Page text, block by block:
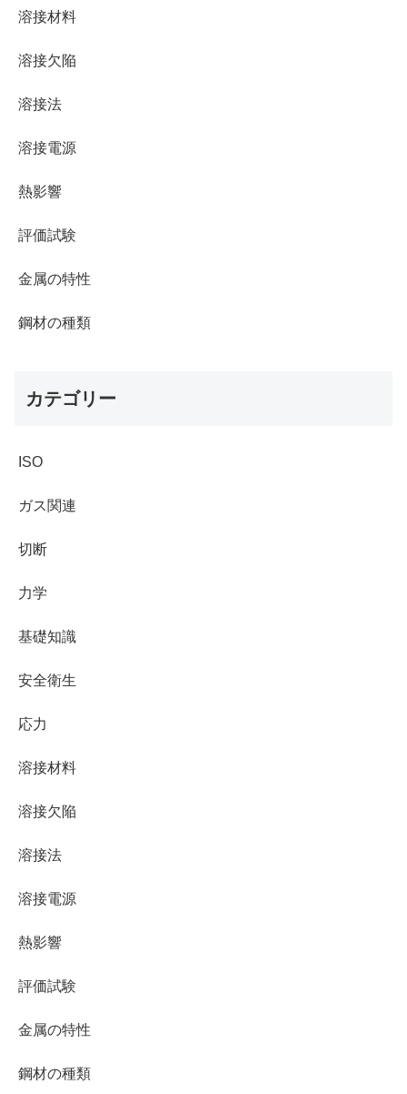
溶接材料
溶接欠陥
溶接法
溶接電源
熱影響
評価試験
金属の特性
鋼材の種類
カテゴリー
ISO
ガス関連
切断
力学
基礎知識
安全衛生
応力
溶接材料
溶接欠陥
溶接法
溶接電源
熱影響
評価試験
金属の特性
鋼材の種類